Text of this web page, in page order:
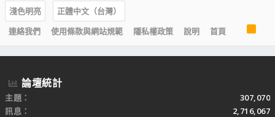
淺色明亮
正體中文（台灣）
連絡我們
使用條款與網站規範 隱私權政策 說明 首頁
S
論壇統計
主題
307,070
訊息
2,716,067